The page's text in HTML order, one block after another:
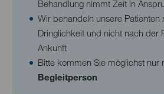
Behandlung nimmt Zeit in
Wir behandeln unsere
Dringlichkeit und nicht nach der
Ankunft
Bitte kommen Sie möglichst nur
Begleitperson